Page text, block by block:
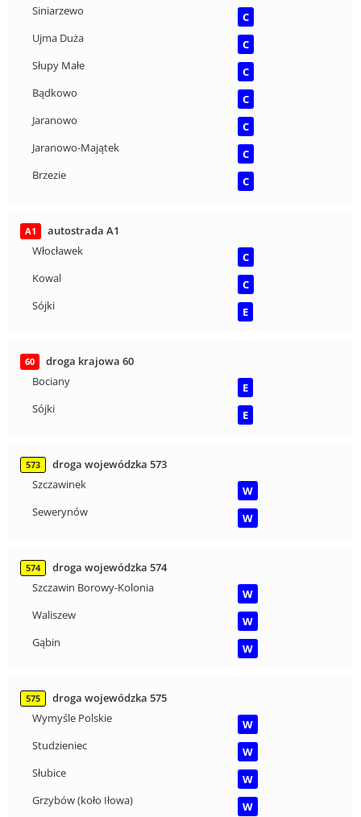
Siniarzewo
C
Ujma Duża
C
Słupy Małe
C
Bądkowo
C
Jaranowo
C
Jaranowo-Majątek
C
Brzezie
C
A1
autostrada A1
Włocławek
C
Kowal
C
Sójki
E
60
droga krajowa 60
Bociany
E
Sójki
E
573
droga wojewódzka 573
Szczawinek
W
Sewerynów
W
574
droga wojewódzka 574
Szczawin Borowy-Kolonia
W
Waliszew
W
Gąbin
W
575
droga wojewódzka 575
Wymyśle Polskie
W
Studzieniec
W
Słubice
W
Grzybów (koło Iłowa)
W